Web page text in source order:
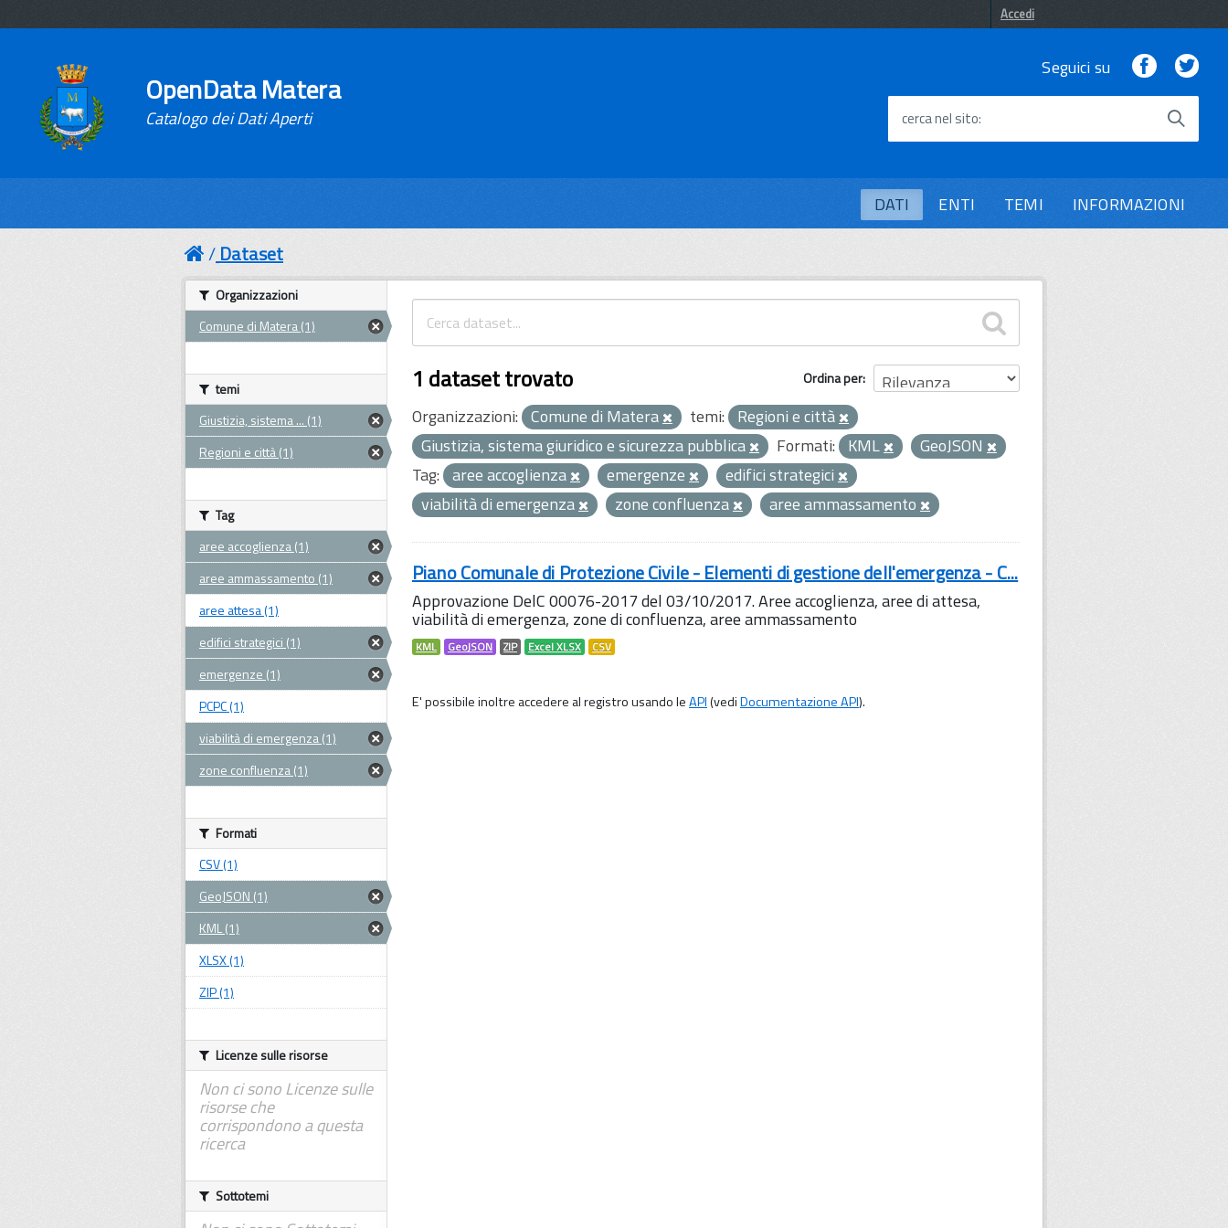
Accedi
OpenData Matera
Catalogo dei Dati Aperti
Seguici su Facebook
cerca nel sito
DATI ENTI TEMI INFORMAZIONI
Dataset
Ordina per
1 dataset trovato
Organizzazioni: Comune di Matera temi: Regioni e città
Giustizia, sistema giuridico e sicurezza pubblica
Formati: KML
GeoJSON
Tag: aree accoglienza emergenze
edifici strategici
viabilità di emergenza
zone confluenza aree ammassamento
Piano Comunale di Protezione Civile - Elementi di gestione dell'emergenza - C...
Approvazione DelC 00076-2017 del 03/10/2017. Aree accoglienza, aree di attesa,
viabilità di emergenza, zone di confluenza, aree ammassamento
KML GeoJSON ZIP Excel XLSX CSV
E' possibile inoltre accedere al registro usando leAPI(vediDocumentazione API).
Organizzazioni
Comune di Matera (1)
temi
Giustizia, sistema ... (1)
Regioni e città (1)
Tag
aree accoglienza (1)
aree ammassamento (1)
aree attesa (1)
edifici strategici (1)
emergenze (1)
PCPC (1)
viabilità di emergenza (1)
zone confluenza (1)
Formati
CSV (1)
GeoJSON (1)
KML (1)
XLSX (1)
ZIP (1)
Licenze sulle risorse
Non ci sono Licenze sulle
risorse che
corrispondono a questa
ricerca
Sottotemi